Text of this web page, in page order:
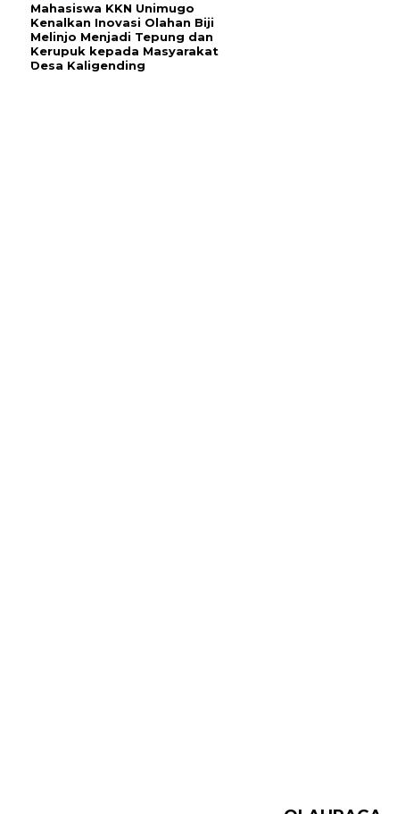
Mahasiswa KKN Unimugo
Kenalkan Inovasi Olahan Biji
Melinjo Menjadi Tepung dan
Kerupuk kepada Masyarakat
Desa Kaligending